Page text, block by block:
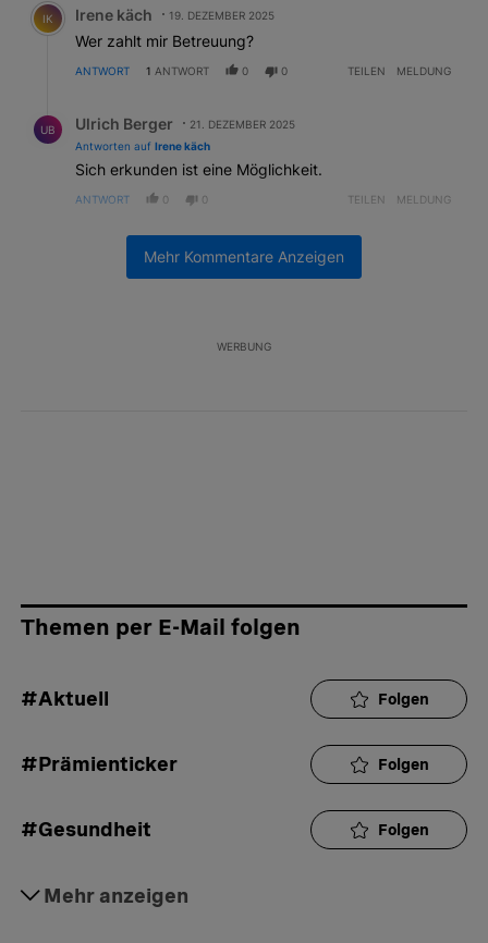
Mehr Kommentare Anzeigen
IK Irene käch 19. DEZEMBER 2025
Wer zahlt mir Betreuung?
ANTWORT 1 ANTWORT 0 0 TEILEN MELDUNG
UB Ulrich Berger
21. DEZEMBER 2025
Antworten auf Irene käch
Sich erkunden ist eine Möglichkeit.
ANTWORT 0 0 TEILEN MELDUNG
AKTIVE UNTERHALTUNGEN
Das Folgende ist eine Liste der am meisten kommentierten
WERBUNG
Themen per E-Mail folgen
#Aktuell Folgen
#Prämienticker Folgen
#Gesundheit Folgen
Mehr anzeigen
#Interaktion